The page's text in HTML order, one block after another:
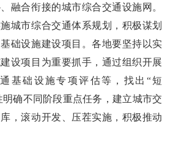
融合衔接的城市综合交通设施网。
城市综合交通体系规划，积极谋划
础设施建设项目。各地要坚持以实
设项目为重要抓手，通过组织开展
基础设施专项评估等，找出“短
明确不同阶段重点任务，建立城市交
，滚动开发、压茬实施，积极推动